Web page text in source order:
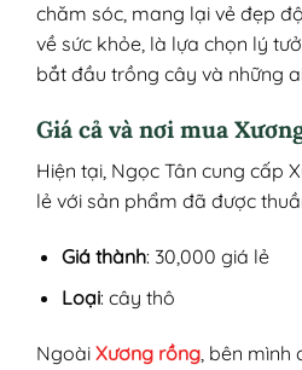
chăm sóc, mang lại vẻ đẹp
về sức khỏe, là lựa chọn lý
bắt đầu trồng cây và những
Giá cả và nơi mua
Hiện tại, Ngọc Tân cung cấp
lẻ với sản phẩm đã được
Giá thành: 30,000 giá lẻ
Loại: cây thô
Ngoài Xương rồng, bên mình